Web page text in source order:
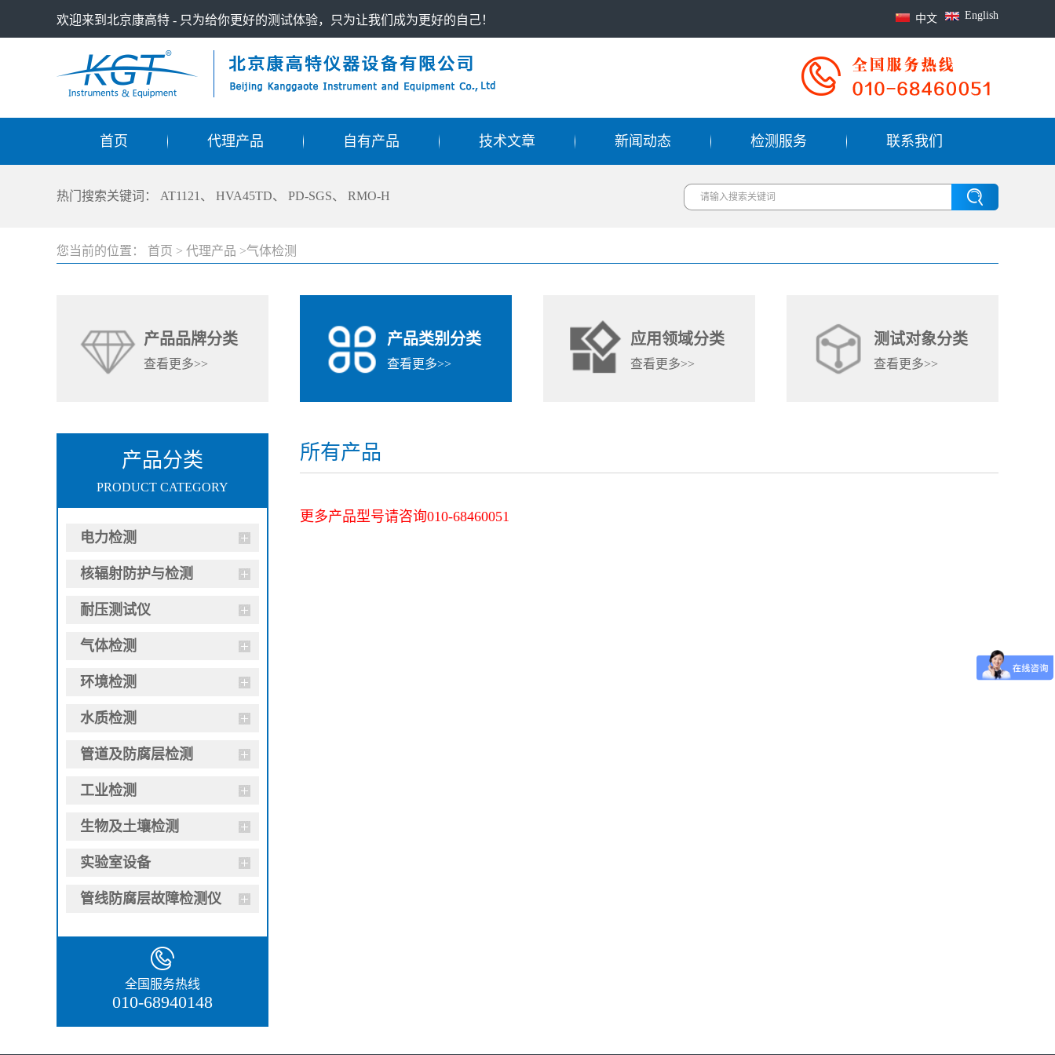
欢迎来到北京康高特 - 只为给你更好的测试体验，只为让我们成为更好的自己！ English
中文
首页 代理产品 自有产品 技术文章 新闻动态 检测服务 联系我们
热门搜索关键词： AT1121 、 HVA45TD、 PD-SGS、 RMO-H
您当前的位置： 首页 > 代理产品 >气体检测
产品品牌分类
查看更多>>
产品类别分类
查看更多>>
应用领域分类
查看更多>>
测试对象分类
查看更多>>
产品分类
PRODUCT CATEGORY
电力检测
核辐射防护与检测
耐压测试仪
气体检测
环境检测
水质检测
管道及防腐层检测
工业检测
生物及土壤检测
实验室设备
管线防腐层故障检测仪
全国服务热线
010-68940148
所有产品
更多产品型号请咨询010-68460051